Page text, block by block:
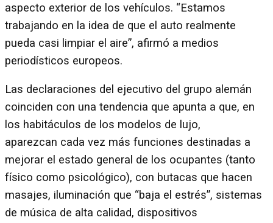
aspecto exterior de los vehículos. “Estamos
trabajando en la idea de que el auto realmente
pueda casi limpiar el aire”, afirmó a medios
periodísticos europeos.
Las declaraciones del ejecutivo del grupo alemán
coinciden con una tendencia que apunta a que, en
los habitáculos de los modelos de lujo,
aparezcan cada vez más funciones destinadas a
mejorar el estado general de los ocupantes (tanto
físico como psicológico), con butacas que hacen
masajes, iluminación que “baja el estrés”, sistemas
de música de alta calidad, dispositivos